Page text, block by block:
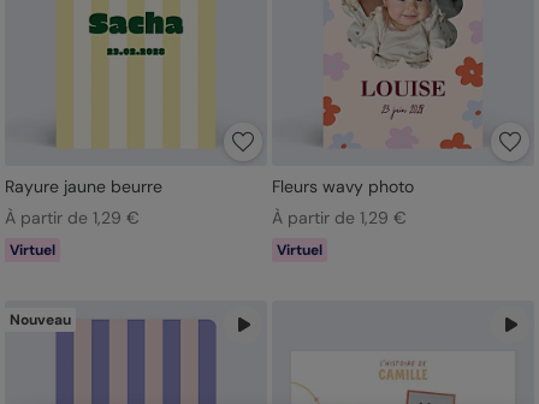
Rayure jaune beurre
À partir de 1,29 €
Virtuel
Fleurs wavy photo
À partir de 1,29 €
Virtuel
Nouveau